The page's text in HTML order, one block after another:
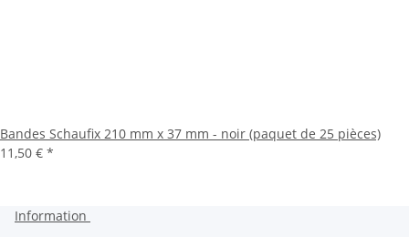
Bandes Schaufix 210 mm x 37 mm - noir (paquet de 25 pièces)
11,50 € *
Information